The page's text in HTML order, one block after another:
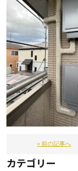
« 前の記事へ
カテゴリー